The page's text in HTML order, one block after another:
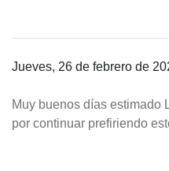
Jueves, 26 de febrero de
Muy buenos días estimado
por continuar prefiriendo